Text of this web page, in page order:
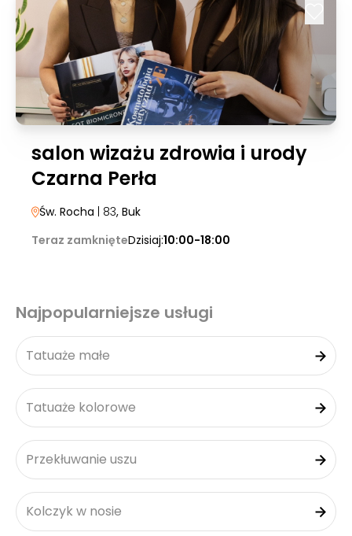
salon wizażu zdrowia i urody
Czarna Perła
Św. Rocha | 83, Buk
Teraz zamknięteDzisiaj:10:00-18:00
Najpopularniejsze usługi
Tatuaże małe
Tatuaże kolorowe
Przekłuwanie uszu
Kolczyk w nosie